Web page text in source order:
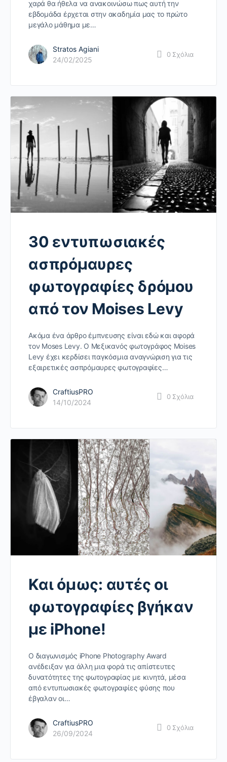
χαρά θα ήθελα να ανακοινώσω πως αυτή την
εβδομάδα έρχεται στην ακαδημία μας το πρώτο
μεγάλο μάθημα με…
Stratos Agiani
24/02/2025
0 Σχόλια
30 εντυπωσιακές
ασπρόμαυρες
φωτογραφίες δρόμου
από τον Moises Levy
Ακόμα ένα άρθρο έμπνευσης είναι εδώ και αφορά
τον Moses Levy. Ο Μεξικανός φωτογράφος Moises
Levy έχει κερδίσει παγκόσμια αναγνώριση για τις
εξαιρετικές ασπρόμαυρες φωτογραφίες…
CraftiusPRO
14/10/2024
0 Σχόλια
Και όμως: αυτές οι
φωτογραφίες βγήκαν
με iPhone!
Ο διαγωνισμός iPhone Photography Award
ανέδειξαν για άλλη μια φορά τις απίστευτες
δυνατότητες της φωτογραφίας με κινητά, μέσα
από εντυπωσιακές φωτογραφίες φύσης που
έβγαλαν οι…
CraftiusPRO
26/09/2024
0 Σχόλια